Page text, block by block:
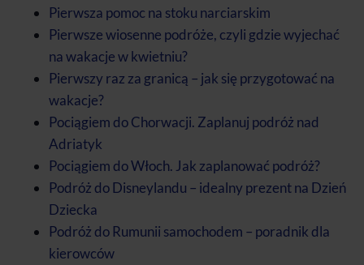
Pierwsza pomoc na stoku narciarskim
Pierwsze wiosenne podróże, czyli gdzie wyjechać
na wakacje w kwietniu?
Pierwszy raz za granicą – jak się przygotować na
wakacje?
Pociągiem do Chorwacji. Zaplanuj podróż nad
Adriatyk
Pociągiem do Włoch. Jak zaplanować podróż?
Podróż do Disneylandu – idealny prezent na Dzień
Dziecka
Podróż do Rumunii samochodem – poradnik dla
kierowców